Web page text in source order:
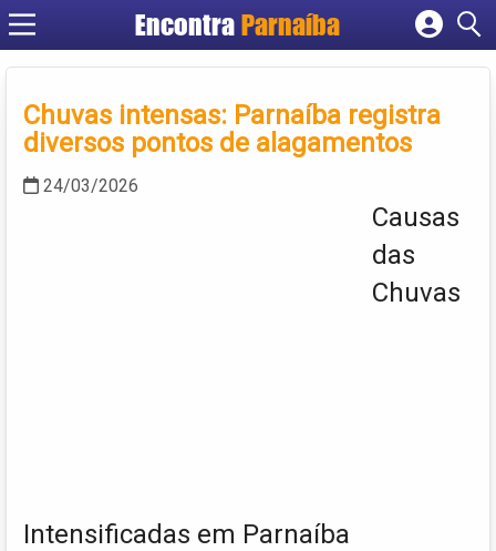
Encontra Parnaíba
Cadastrar empresa
Criar conta
Chuvas intensas: Parnaíba registra
diversos pontos de alagamentos
24/03/2026
Causas
das
Chuvas
Intensificadas em Parnaíba